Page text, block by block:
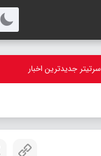
سرتیتر جدیدترین اخبار